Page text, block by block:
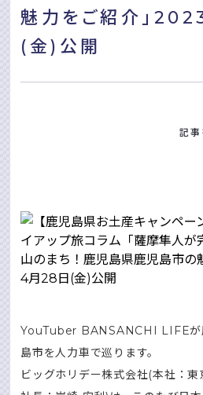
魅⼒をご紹介」
(⾦)公開
記事
YouTuber BANSANCHI LIFEが
島市を⼈⼒⾞で巡ります。
ビッグホリデー株式会社(本社：